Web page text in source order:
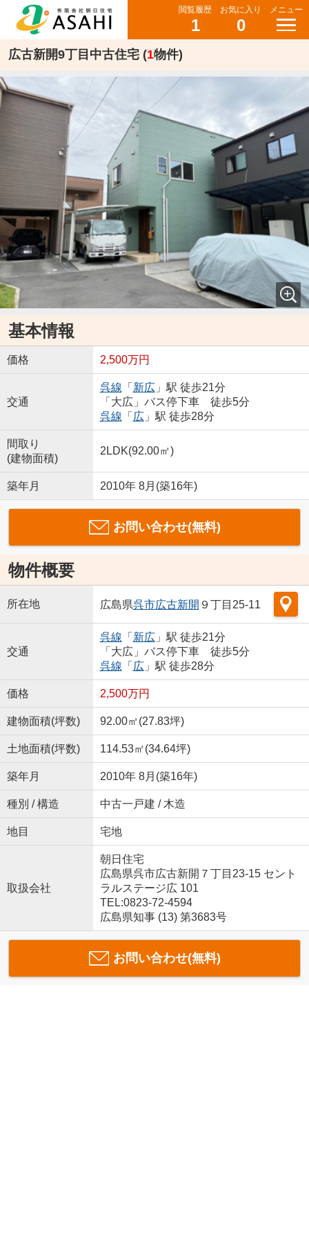
閲覧履歴
1
お気に入り
0
メニュー
広古新開9丁目中古住宅 (1物件)
基本情報
価格 2,500万円
交通
呉線 「 新広」駅 徒歩21分
「大広」バス停下車 徒歩5分
呉線 「 広」駅 徒歩28分
間取り
(建物面積)
2LDK(92.00㎡)
築年月 2010年 8月(築16年)
お問い合わせ(無料)
物件概要
所在地 広島県呉市広古新開 ９丁目25-11
交通
呉線 「 新広」駅 徒歩21分
「大広」バス停下車 徒歩5分
呉線 「 広」駅 徒歩28分
価格 2,500万円
建物面積(坪数) 92.00㎡(27.83坪)
土地面積(坪数) 114.53㎡(34.64坪)
築年月 2010年 8月(築16年)
種別 / 構造 中古一戸建 / 木造
地目 宅地
取扱会社
朝日住宅
広島県呉市広古新開７丁目23-15 セント
ラルステージ広 101
TEL:0823-72-4594
広島県知事 (13) 第3683号
お問い合わせ(無料)